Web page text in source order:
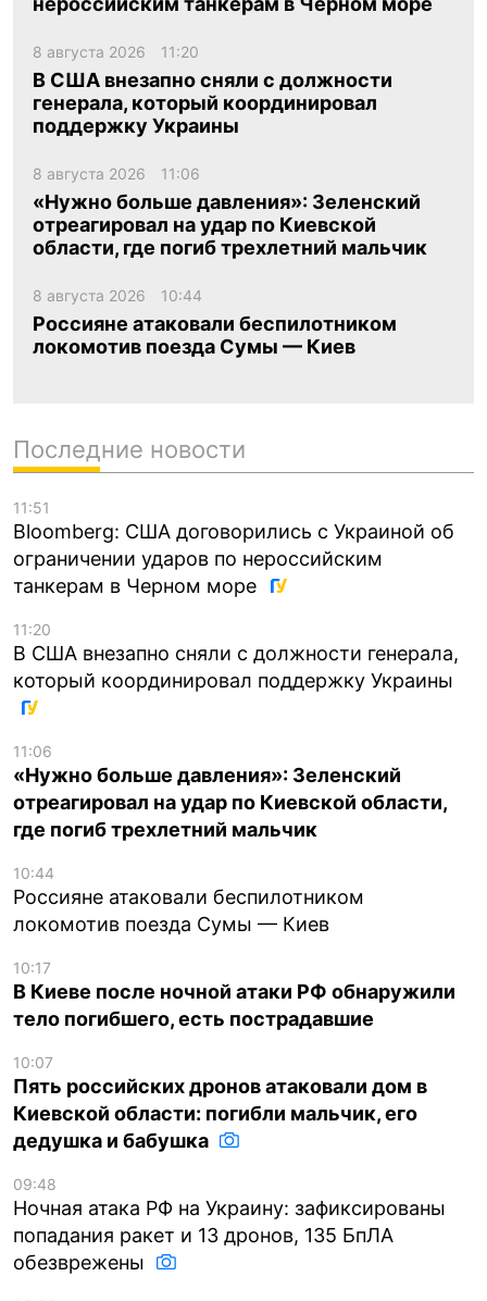
8 августа 2026 11:20
В США внезапно сняли с должности
генерала, который координировал
поддержку Украины
8 августа 2026 11:06
«Нужно больше давления»: Зеленский
отреагировал на удар по Киевской
области, где погиб трехлетний мальчик
8 августа 2026 10:44
Россияне атаковали беспилотником
локомотив поезда Сумы — Киев
Последние новости
11:51
Bloomberg: США договорились с Украиной об
ограничении ударов по нероссийским
танкерам в Черном море
11:20
В США внезапно сняли с должности генерала,
который координировал поддержку Украины
11:06
«Нужно больше давления»: Зеленский
отреагировал на удар по Киевской области,
где погиб трехлетний мальчик
10:44
Россияне атаковали беспилотником
локомотив поезда Сумы — Киев
10:17
В Киеве после ночной атаки РФ обнаружили
тело погибшего, есть пострадавшие
10:07
Пять российских дронов атаковали дом в
Киевской области: погибли мальчик, его
дедушка и бабушка
09:48
Ночная атака РФ на Украину: зафиксированы
попадания ракет и 13 дронов, 135 БпЛА
обезврежены